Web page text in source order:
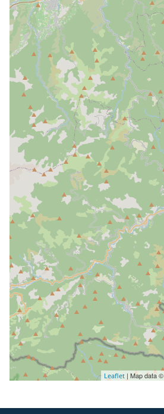
Leaflet | Map data ©